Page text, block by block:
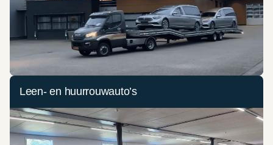
Leen- en huurrouwauto’s